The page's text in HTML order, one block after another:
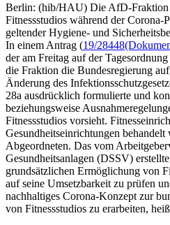
Berlin: (hib/HAU) Die AfD-Fraktion
Fitnessstudios während der Corona-
geltender Hygiene- und
In einem Antrag (19/28448
der am Freitag auf der
die Fraktion die Bundesregierung
Änderung des
28a ausdrücklich formulierte und
beziehungsweise
Fitnessstudios vorsieht.
Gesundheitseinrichtungen
Abgeordneten. Das vom
Gesundheitsanlagen (DSSV)
grundsätzlichen Ermöglichung von
auf seine Umsetzbarkeit zu prüfen
nachhaltiges Corona-Konzept zur
von Fitnessstudios zu erarbeiten,